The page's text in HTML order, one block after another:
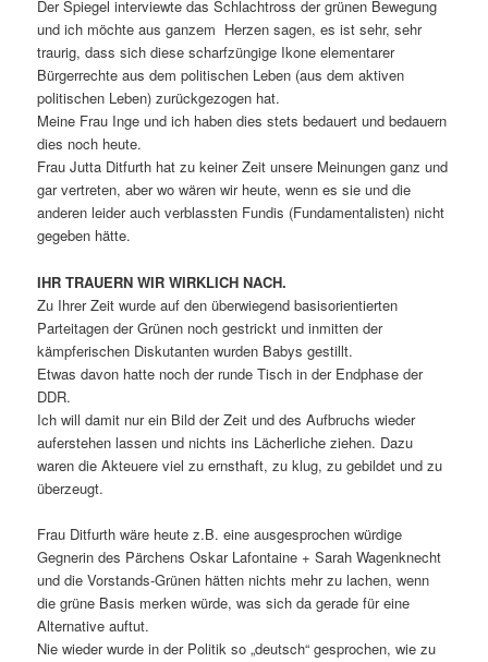
Der Spiegel interviewte das Schlachtross der grünen Bewegung
und ich möchte aus ganzem Herzen sagen, es ist sehr, sehr
traurig, dass sich diese scharfzüngige Ikone elementarer
Bürgerrechte aus dem politischen Leben (aus dem aktiven
politischen Leben) zurückgezogen hat.
Meine Frau Inge und ich haben dies stets bedauert und bedauern
dies noch heute.
Frau Jutta Ditfurth hat zu keiner Zeit unsere Meinungen ganz und
gar vertreten, aber wo wären wir heute, wenn es sie und die
anderen leider auch verblassten Fundis (Fundamentalisten) nicht
gegeben hätte.
IHR TRAUERN WIR WIRKLICH NACH.
Zu Ihrer Zeit wurde auf den überwiegend basisorientierten
Parteitagen der Grünen noch gestrickt und inmitten der
kämpferischen Diskutanten wurden Babys gestillt.
Etwas davon hatte noch der runde Tisch in der Endphase der
DDR.
Ich will damit nur ein Bild der Zeit und des Aufbruchs wieder
auferstehen lassen und nichts ins Lächerliche ziehen. Dazu
waren die Akteuere viel zu ernsthaft, zu klug, zu gebildet und zu
überzeugt.
Frau Ditfurth wäre heute z.B. eine ausgesprochen würdige
Gegnerin des Pärchens Oskar Lafontaine + Sarah Wagenknecht
und die Vorstands-Grünen hätten nichts mehr zu lachen, wenn
die grüne Basis merken würde, was sich da gerade für eine
Alternative auftut.
Nie wieder wurde in der Politik so „deutsch“ gesprochen, wie zu